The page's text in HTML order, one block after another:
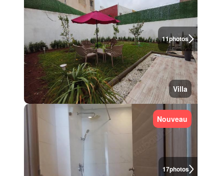
11photos
Villa
17photos
Nouveau